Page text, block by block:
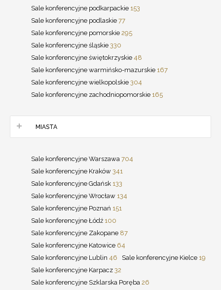
Sale konferencyjne podkarpackie 153
Sale konferencyjne podlaskie 77
Sale konferencyjne pomorskie 295
Sale konferencyjne śląskie 330
Sale konferencyjne świętokrzyskie 48
Sale konferencyjne warmińsko-mazurskie 167
Sale konferencyjne wielkopolskie 304
Sale konferencyjne zachodniopomorskie 165
MIASTA
Sale konferencyjne Warszawa 704
Sale konferencyjne Kraków 341
Sale konferencyjne Gdańsk 133
Sale konferencyjne Wrocław 134
Sale konferencyjne Poznań 151
Sale konferencyjne Łódź 100
Sale konferencyjne Zakopane 87
Sale konferencyjne Katowice 64
Sale konferencyjne Lublin 46 Sale konferencyjne Kielce 19
Sale konferencyjne Karpacz 32
Sale konferencyjne Szklarska Poręba 26